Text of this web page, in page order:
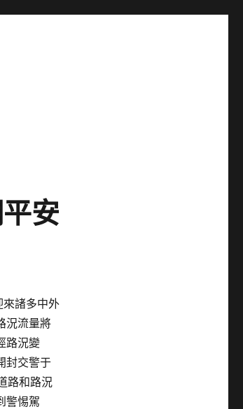
安
諸多中外
況流量將
路況變
封交警于
路和路況
警惕駕